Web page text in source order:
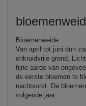
Bloemenweide
Van april tot juni dun
onkruidvrije grond.
fijne aarde van
de eerste bloemen te
nachtvorst. De
volgende jaar.